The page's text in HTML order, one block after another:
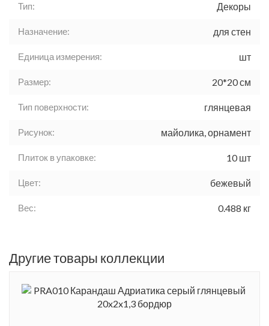
Тип: Декоры
Назначение: для стен
Единица измерения: шт
Размер: 20*20 см
Тип поверхности: глянцевая
Рисунок: майолика, орнамент
Плиток в упаковке: 10 шт
Цвет: бежевый
Вес: 0.488 кг
Другие товары коллекции